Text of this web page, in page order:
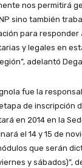
nos permitirá
sino también
para responder
y legales en
adelantó
fue la
de inscripción
en 2014 en la
el 14 y 15 de
que serán
y sábados)”,